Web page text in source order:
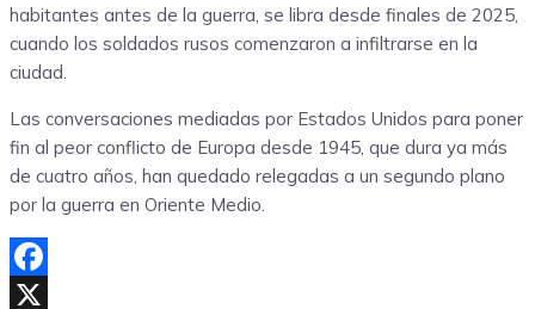
habitantes antes de la guerra, se libra desde finales de 2025,
cuando los soldados rusos comenzaron a infiltrarse en la
ciudad.
Las conversaciones mediadas por Estados Unidos para poner
fin al peor conflicto de Europa desde 1945, que dura ya más
de cuatro años, han quedado relegadas a un segundo plano
por la guerra en Oriente Medio.
Facebook